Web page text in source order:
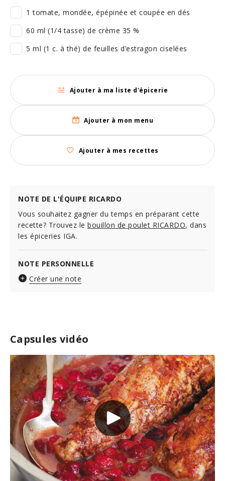
Capsules vidéo
1 tomate, mondée, épépinée et coupée en dés
60 ml (1/4 tasse) de crème 35 %
5 ml (1 c. à thé) de feuilles d’estragon ciselées
Ajouter à ma liste d'épicerie
Ajouter à mon menu
Ajouter à mes recettes
NOTE DE L'ÉQUIPE RICARDO
Vous souhaitez gagner du temps en préparant cette
recette? Trouvez le bouillon de poulet RICARDO, dans
les épiceries IGA.
NOTE PERSONNELLE
Créer une note